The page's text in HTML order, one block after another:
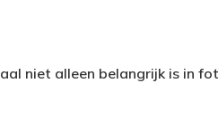
niet alleen belangrijk is in